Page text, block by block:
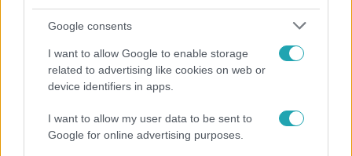
Google consents
I want to allow Google to enable storage
related to advertising like cookies on web or
device identifiers in apps.
I want to allow my user data to be sent to
Google for online advertising purposes.
országgyűlési képviselő ellen, akit elnökévé választott a
Magyar Triatlon Szövetség. A döntésről a szakmai
alelnöki pozícióért elindult Kuttor Csaba olimpikon azt
írta, Szabó Zsolt korrupciós ügyeiről sokkal többet tudni,
mint a triatlonos múltjáról. Az elnökség egyik tagja
akar, a fideszes politikust kell megválasztani.